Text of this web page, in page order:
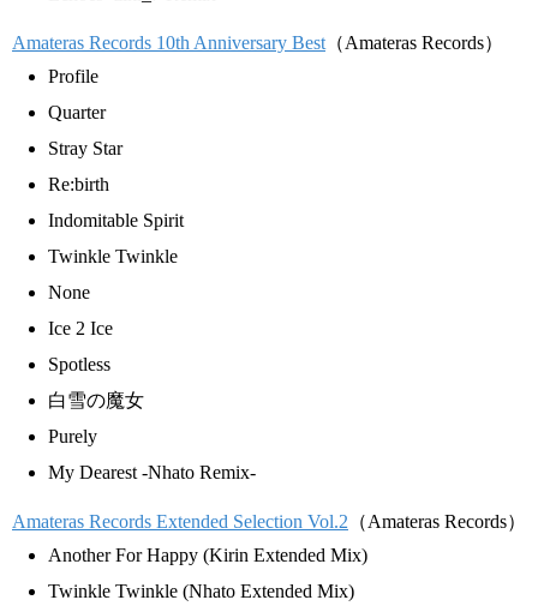
Amateras Records 10th Anniversary Best （Amateras Records）
Profile
Quarter
Stray Star
Re:birth
Indomitable Spirit
Twinkle Twinkle
None
Ice 2 Ice
Spotless
白雪の魔女
Purely
My Dearest -Nhato Remix-
Amateras Records Extended Selection Vol.2 （Amateras Records）
Another For Happy (Kirin Extended Mix)
Twinkle Twinkle (Nhato Extended Mix)